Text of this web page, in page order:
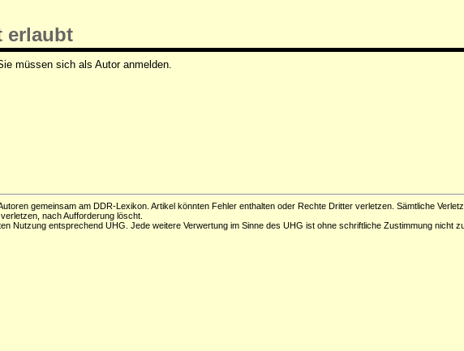
erlaubt
müssen sich als Autor anmelden.
gemeinsam am DDR-Lexikon. Artikel könnten Fehler enthalten oder Rechte Dritter verletzen. Sämtliche
nach Aufforderung löscht.
Nutzung entsprechend UHG. Jede weitere Verwertung im Sinne des UHG ist ohne schriftliche Zustimmung nicht